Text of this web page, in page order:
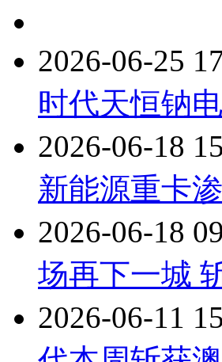
2026-06-25
时代天恒钠
2026-06-18
新能源重卡
2026-06-18
场再下一城
2026-06-11